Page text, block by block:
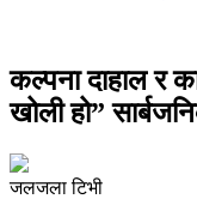
कल्पना दाहाल र
खोली हो”
जलजला टिभी